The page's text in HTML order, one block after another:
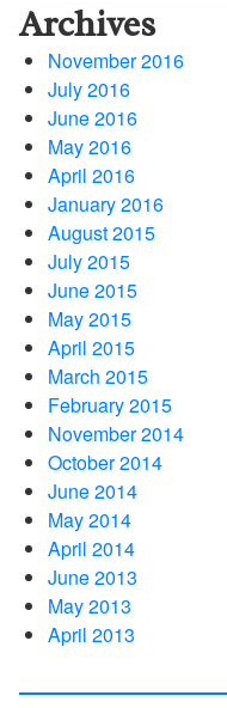
Archives
November 2016
July 2016
June 2016
May 2016
April 2016
January 2016
August 2015
July 2015
June 2015
May 2015
April 2015
March 2015
February 2015
November 2014
October 2014
June 2014
May 2014
April 2014
June 2013
May 2013
April 2013